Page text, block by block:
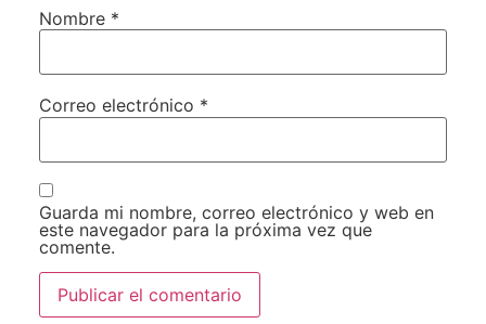
Nombre *
Correo electrónico *
Guarda mi nombre, correo electrónico y web en
este navegador para la próxima vez que
comente.